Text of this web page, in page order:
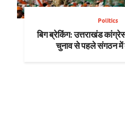
Politics
बिग ब्रेकिंग: उत्तराखंड
चुनाव से पहले संगठन में